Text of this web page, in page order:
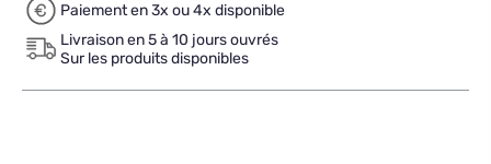
Paiement en 3x ou 4x disponible
Livraison en 5 à 10 jours ouvrés
Sur les produits disponibles